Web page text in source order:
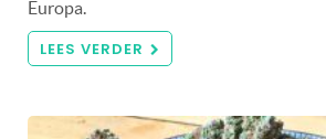
Europa.
LEES VERDER